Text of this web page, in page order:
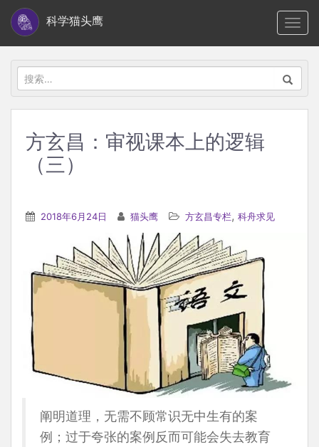
i
科学猫头鹰
搜
索：
方玄昌：审视课本上的逻辑
（三）
2018年6月24日 猫头鹰 方玄昌专栏, 科舟求见
阐明道理，无需不顾常识无中生有的案
例；过于夸张的案例反而可能会失去教育